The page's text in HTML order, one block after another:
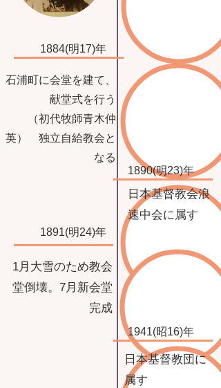
部中会に属す
1884(明17)年
石浦町に会堂を建て、
献堂式を行う
（初代牧師青木仲
英） 独立自給教会と
なる
1890(明23)年
日本基督教会浪
速中会に属す
1891(明24)年
1月大雪のため教会
堂倒壊。7月新会堂
完成
1941(昭16)年
日本基督教団に
属す